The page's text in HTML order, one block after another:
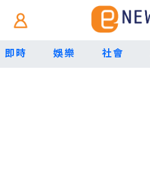
即時 娛樂 社會